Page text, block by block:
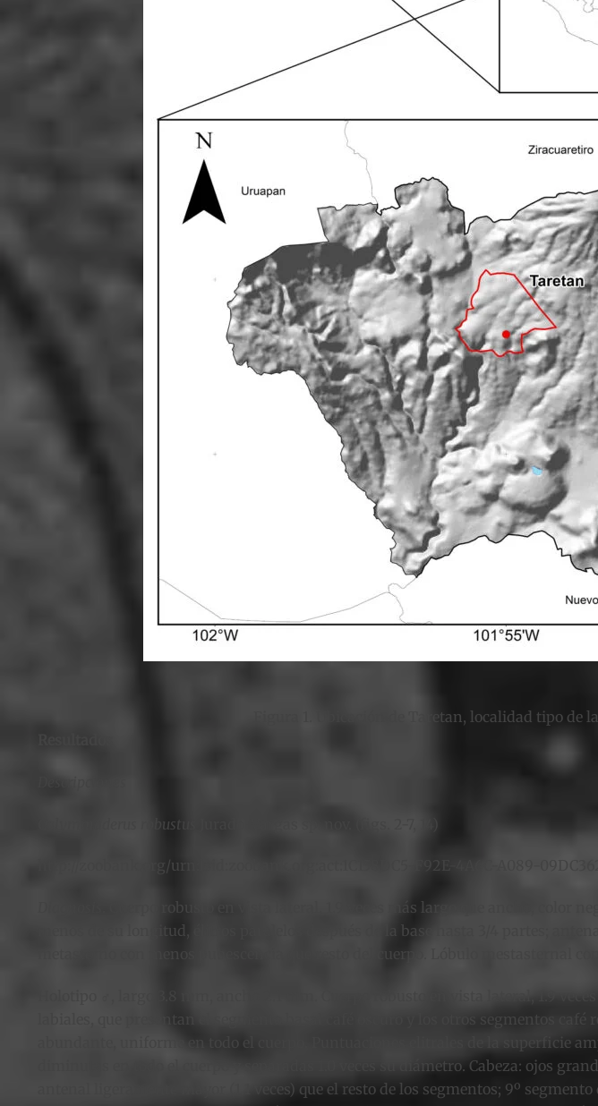
Figura 1. Ubicación de Taretan, localidad tipo de
Calymmaderus robustus
http://zoobank.org/urn:lsid:zoobank.org:act:1C158DC5-F92E-4A6C-A089-
. Cuerpo robusto en vista lateral, 1.9 veces más largo que ancho,
menos de su longitud, élitros paralelos después de la base hasta 3/4 partes;
metasterno con menos pubescencia que resto del cuerpo. Lóbulo mestasternal
Holotipo ♂, largo 3.8 mm, ancho 2.1 mm. Cuerpo robusto en vista lateral, 1.9
labiales, que presentan el segmento basal café oscuro y los otros segmentos
abundante, uniforme en todo el cuerpo. Puntuaciones elitrales de la superficie
diminutas en todo el cuerpo y separadas 1.0 veces su diámetro. Cabeza: ojos
antenal ligeramente mayor (1.1 veces) que el resto de los segmentos; 9º